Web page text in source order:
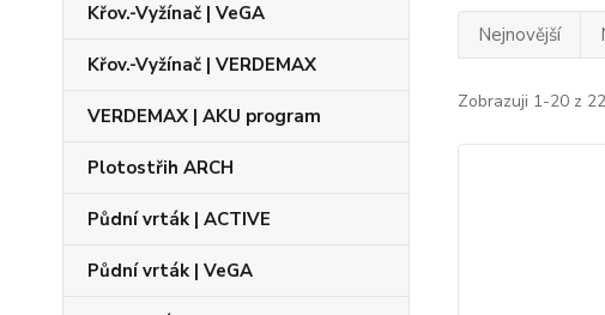
Křov.-Vyžínač | VeGA
Křov.-Vyžínač | VERDEMAX
VERDEMAX | AKU program
Plotostřih ARCH
Půdní vrták | ACTIVE
Půdní vrták | VeGA
Nejnovější
Zobrazuji 1-20 z 22